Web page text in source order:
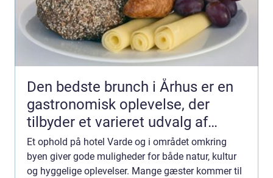
Den bedste brunch i Århus er en
gastronomisk oplevelse, der
tilbyder et varieret udvalg af
lækre retter, der passer til både
morgenmad og frokost
Et ophold på hotel Varde og i området omkring
byen giver gode muligheder for både natur, kultur
og hyggelige oplevelser. Mange gæster kommer til